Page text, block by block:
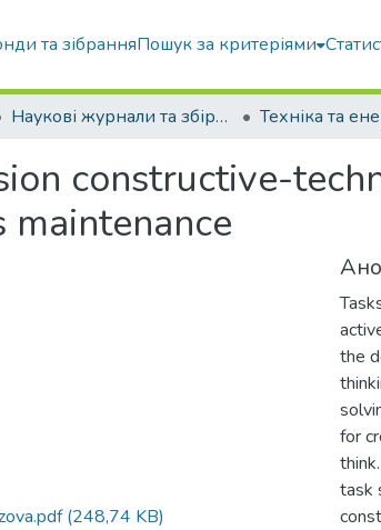
та зібранняПошук за критеріями
Наукові журнали та збірники видань
constructive-
maintenance
(248,74 KB)
the
for
task